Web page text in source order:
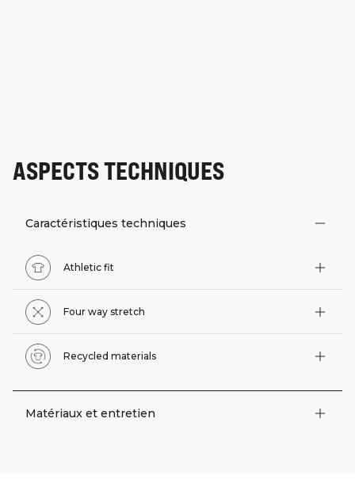
ASPECTS TECHNIQUES
Caractéristiques techniques
Athletic fit
Four way stretch
Recycled materials
Matériaux et entretien